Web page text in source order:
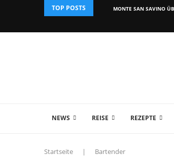
TOP POSTS MONTE SAN SAVINO
NEWS REISE REZEPTE
Startseite | Bartender